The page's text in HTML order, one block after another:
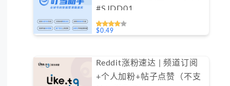
#SJDD01
$0.49
Reddit涨粉速达 | 频道订阅
+个人加粉+帖子点赞（不支